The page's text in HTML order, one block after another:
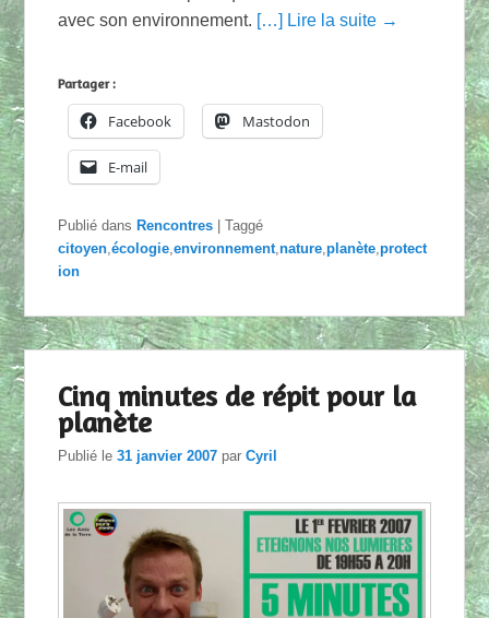
avec son environnement. […] Lire la suite →
Partager :
Facebook Mastodon
E-mail
Publié dans Rencontres |Taggé
citoyen ,écologie ,environnement ,nature ,planète ,protect
ion
Cinq minutes de répit pour la
planète
Publié le31 janvier 2007 parCyril